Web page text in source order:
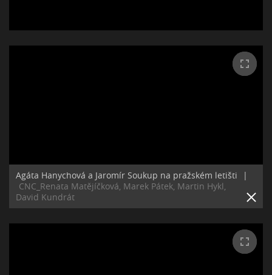
Agáta Hanychová a Jaromír Soukup na pražském letišti
|
CNC_Renata Matějíčková, Marek Pátek, Martin Hykl,
David Kundrát